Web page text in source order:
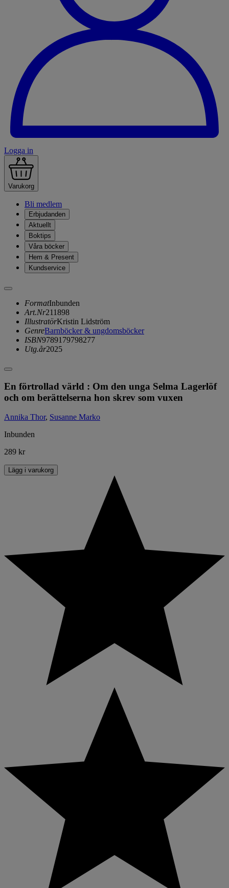
Logga in
Varukorg
Bli medlem
Erbjudanden
Aktuellt
Boktips
Våra böcker
Hem & Present
Kundservice
FormatInbunden
Art.Nr211898
IllustratörKristin Lidström
GenreBarnböcker & ungdomsböcker
ISBN9789179798277
Utg.år2025
En förtrollad värld : Om den unga Selma Lagerlöf
och om berättelserna hon skrev som vuxen
Annika Thor, Susanne Marko
Inbunden
289 kr
Lägg i varukorg